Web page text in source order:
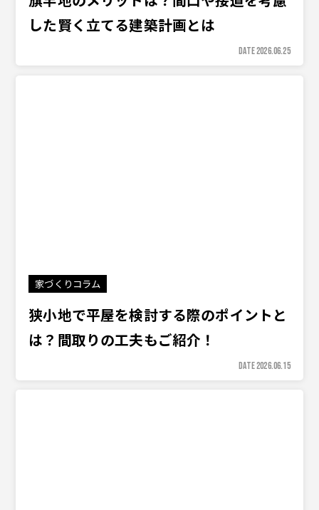
した賢く立てる建築計画とは
DATE 2026.06.25
家づくりコラム
狭小地で平屋を検討する際のポイントと
は？間取りの工夫もご紹介！
DATE 2026.06.15